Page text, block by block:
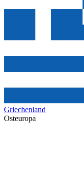
Griechenland
Osteuropa